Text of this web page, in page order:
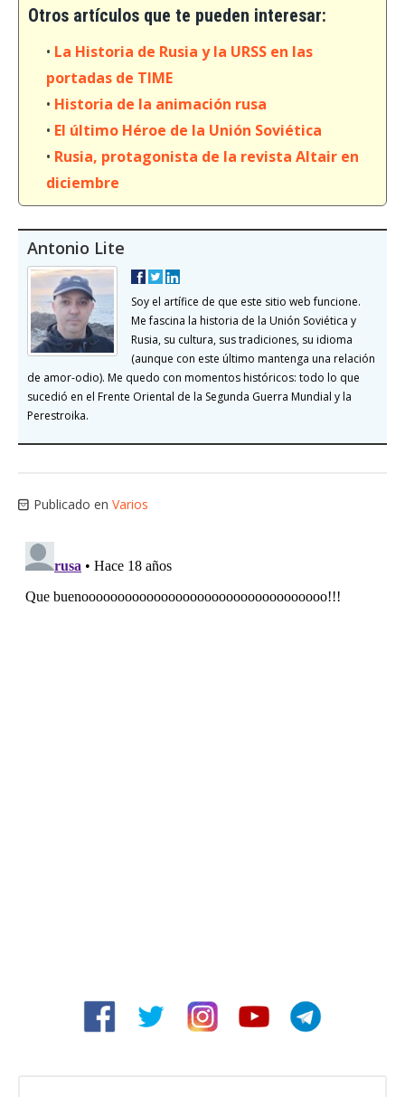
Otros artículos que te pueden interesar:
• La Historia de Rusia y la URSS en las
portadas de TIME
• Historia de la animación rusa
• El último Héroe de la Unión Soviética
• Rusia, protagonista de la revista Altair en
diciembre
Antonio Lite
Soy el artífice de que este sitio web funcione.
Me fascina la historia de la Unión Soviética y
Rusia, su cultura, sus tradiciones, su idioma
(aunque con este último mantenga una relación
de amor-odio). Me quedo con momentos históricos: todo lo que
sucedió en el Frente Oriental de la Segunda Guerra Mundial y la
Perestroika.
Publicado en Varios